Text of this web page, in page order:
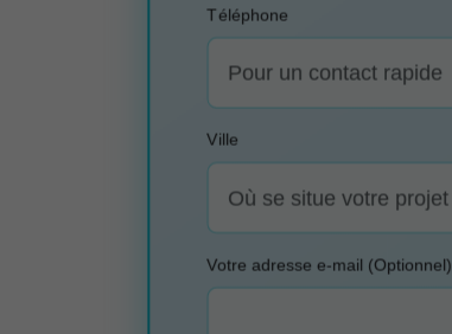
Téléphone
Ville
Votre adresse e-mail (Optionnel)